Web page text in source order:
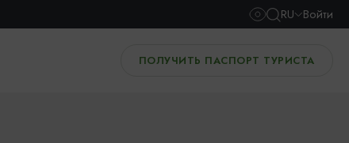
RU Войти
ПОЛУЧИТЬ ПАСПОРТ ТУРИСТА